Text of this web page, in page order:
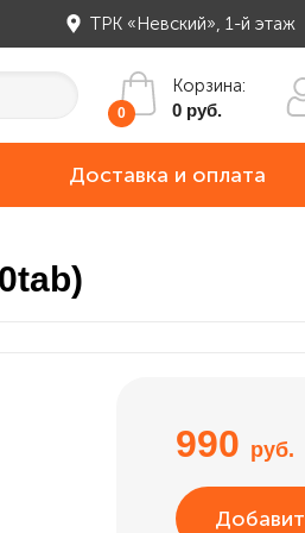
ТРК «Невский», 1-й этаж
0
Корзина:
0 руб.
Доставка и оплата
990 руб.